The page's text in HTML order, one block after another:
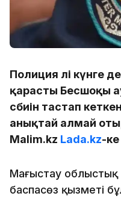
Полиция әлі күнге
қарасты Бесшоқы
сәбиін тастап
анықтай алмай
Malim.kz Lada.kz-
Маңғыстау облыстық
баспасөз қызметі